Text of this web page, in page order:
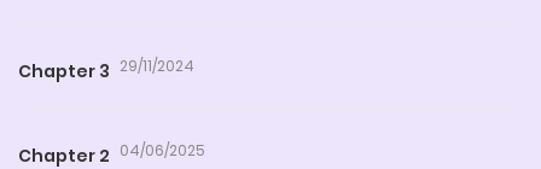
Chapter 3 29/11/2024
Chapter 2 04/06/2025